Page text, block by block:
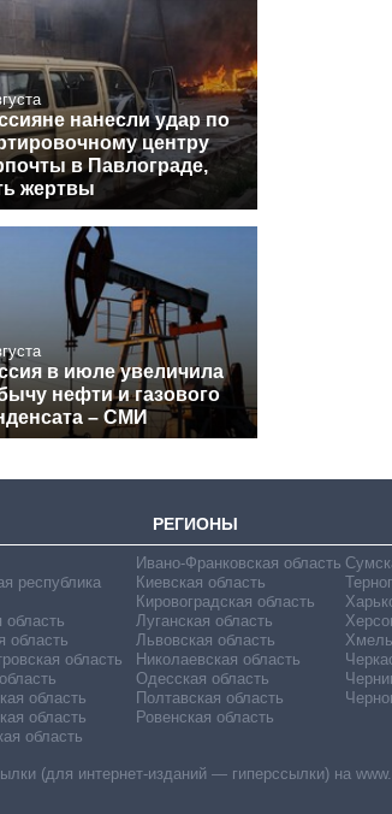
нанесли удар по
центру
в Павлограде,
жертвы
в июле увеличила
нефти и газового
– СМИ
РЕГИОНЫ
республика
область
область
область
область
область
область
Ивано-Франковская область
Киевская область
Кировоградская область
Луганская область
Львовская область
Николаевская область
Одесская область
Полтавская область
Ровенская область
(для интернет-изданий — гиперссылки) на